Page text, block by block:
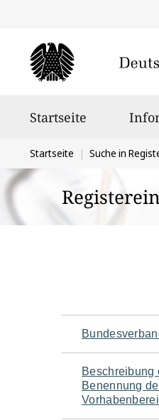
Startseite
Sie
befinden
sich
hier:
Startseite Suche in
für
den
Beschreibung
Benennung